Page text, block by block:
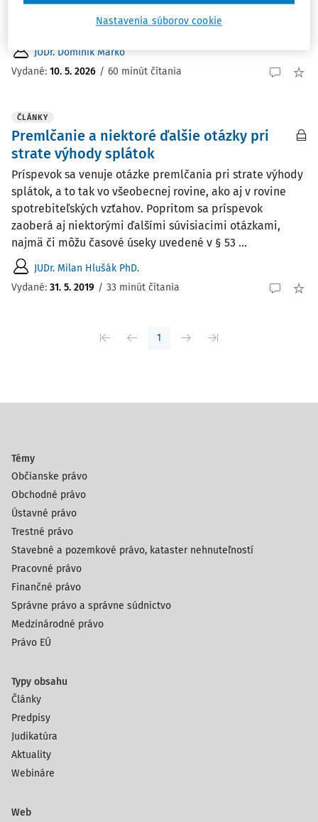
predčasnej splatnosti dlhu podľa § 565 Občianskeho ...
JUDr. Dominik Marko
Vydané: 10. 5. 2026 / 60 minút čítania
ČLÁNKY
Premlčanie a niektoré ďalšie otázky pri
strate výhody splátok
Príspevok sa venuje otázke premlčania pri strate výhody
splátok, a to tak vo všeobecnej rovine, ako aj v rovine
spotrebiteľských vzťahov. Popritom sa príspevok
zaoberá aj niektorými ďalšími súvisiacimi otázkami,
najmä či môžu časové úseky uvedené v § 53 ...
JUDr. Milan Hlušák PhD.
Vydané: 31. 5. 2019 / 33 minút čítania
1
Témy
Občianske právo
Obchodné právo
Ústavné právo
Trestné právo
Stavebné a pozemkové právo, kataster nehnuteľností
Pracovné právo
Finančné právo
Správne právo a správne súdnictvo
Medzinárodné právo
Právo EÚ
Typy obsahu
Články
Predpisy
Judikatúra
Aktuality
Webináre
Web
Nastavenia súborov cookie